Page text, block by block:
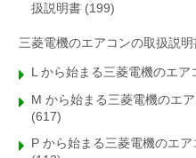
扱説明書 (199)
三菱電機のエアコンの取扱説明
L から始まる三菱電機のエア
M から始まる三菱電機のエ
(617)
P から始まる三菱電機のエア